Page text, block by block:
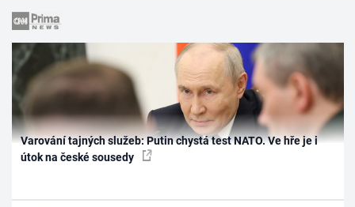
Varování tajných služeb: Putin chystá test NATO. Ve hře je i
útok na české sousedy